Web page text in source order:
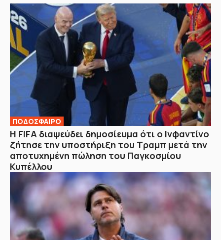
ΠΟΔΟΣΦΑΙΡΟ
Η FIFA διαψεύδει δημοσίευμα ότι ο Ινφαντίνο
ζήτησε την υποστήριξη του Τραμπ μετά την
αποτυχημένη πώληση του Παγκοσμίου
Κυπέλλου